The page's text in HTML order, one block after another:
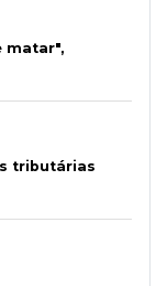
matar",
tributárias